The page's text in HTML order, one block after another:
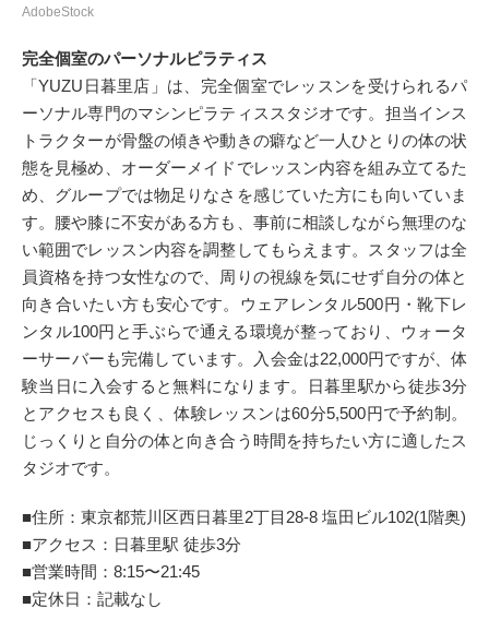
AdobeStock
完全個室のパーソナルピラティス
「YUZU日暮里店」は、完全個室でレッスンを受けられるパ
ーソナル専門のマシンピラティススタジオです。担当インス
トラクターが骨盤の傾きや動きの癖など一人ひとりの体の状
態を見極め、オーダーメイドでレッスン内容を組み立てるた
め、グループでは物足りなさを感じていた方にも向いていま
す。腰や膝に不安がある方も、事前に相談しながら無理のな
い範囲でレッスン内容を調整してもらえます。スタッフは全
員資格を持つ女性なので、周りの視線を気にせず自分の体と
向き合いたい方も安心です。ウェアレンタル500円・靴下レ
ンタル100円と手ぶらで通える環境が整っており、ウォータ
ーサーバーも完備しています。入会金は22,000円ですが、体
験当日に入会すると無料になります。日暮里駅から徒歩3分
とアクセスも良く、体験レッスンは60分5,500円で予約制。
じっくりと自分の体と向き合う時間を持ちたい方に適したス
タジオです。
■住所：東京都荒川区西日暮里2丁目28-8 塩田ビル102(1階奥)
■アクセス：日暮里駅 徒歩3分
■営業時間：8:15〜21:45
■定休日：記載なし